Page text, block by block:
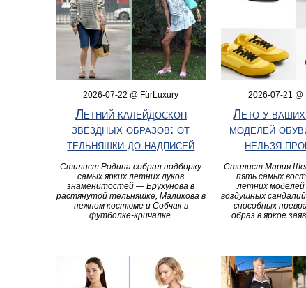
2026-07-22 @ FürLuxury
Летний калейдоскоп
звёздных образов: от
тельняшки до надписей
Стилист Родина собрал подборку
самых ярких летних луков
знаменитостей — Брухунова в
растянутой тельняшке, Маликова в
нежном костюме и Собчак в
футболке‑кричалке.
2026-07-21 @
Лето у
моделей
нельзя
Стилист Мария
пять самых
летних
воздушных
способных
образ в яркое